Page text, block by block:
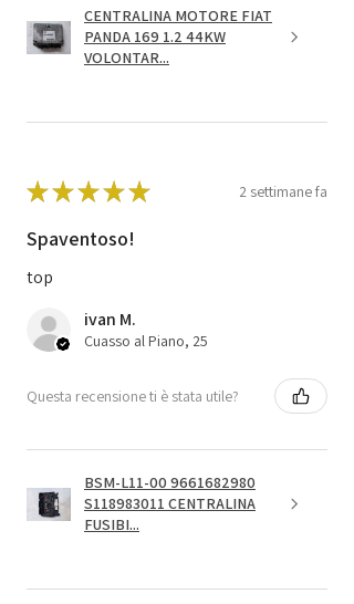
CENTRALINA MOTORE FIAT
PANDA 169 1.2 44KW
VOLONTAR...
★★★★★ 2 settimane fa
Spaventoso!
top
ivan M.
Cuasso al Piano, 25
Questa recensione ti è stata utile?
BSM-L11-00 9661682980
S118983011 CENTRALINA
FUSIBI...